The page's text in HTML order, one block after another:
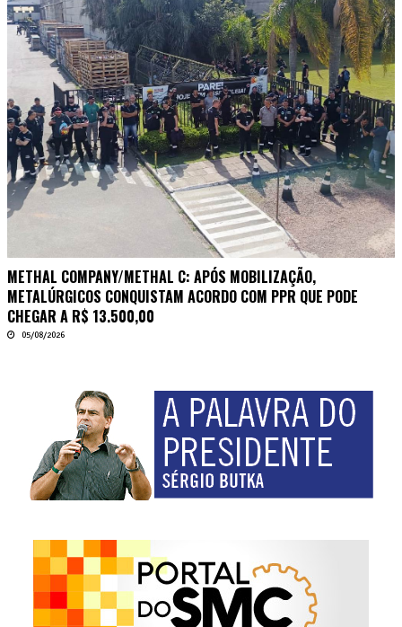
METHAL COMPANY/METHAL C: APÓS MOBILIZAÇÃO,
METALÚRGICOS CONQUISTAM ACORDO COM PPR QUE PODE
CHEGAR A R$ 13.500,00
05/08/2026